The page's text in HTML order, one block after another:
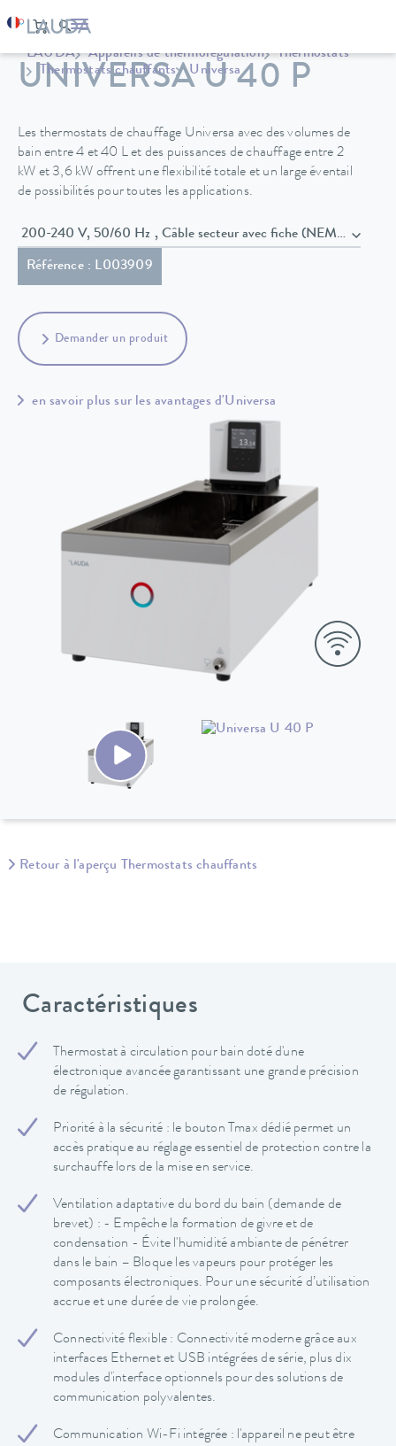
LAUDA Appareils de thermorégulation
Thermostats
Thermostats chauffants
Universa
UNIVERSA U 40 P
Les thermostats de chauffage Universa avec des volumes de
bain entre 4 et 40 L et des puissances de chauffage entre 2
kW et 3,6 kW offrent une flexibilité totale et un large éventail
de possibilités pour toutes les applications.
200-240 V, 50/60 Hz , Câble secteur avec fiche (NEMA 6-20P)
Référence : L003909
Demander un produit
en savoir plus sur les avantages d'Universa
Retour à l'aperçu Thermostats chauffants
Caractéristiques
Thermostat à circulation pour bain doté d'une
électronique avancée garantissant une grande précision
de régulation.
Priorité à la sécurité : le bouton Tmax dédié permet un
accès pratique au réglage essentiel de protection contre la
surchauffe lors de la mise en service.
Ventilation adaptative du bord du bain (demande de
brevet) : - Empêche la formation de givre et de
condensation - Évite l'humidité ambiante de pénétrer
dans le bain – Bloque les vapeurs pour protéger les
composants électroniques. Pour une sécurité d’utilisation
accrue et une durée de vie prolongée.
Connectivité flexible : Connectivité moderne grâce aux
interfaces Ethernet et USB intégrées de série, plus dix
modules d'interface optionnels pour des solutions de
communication polyvalentes.
Communication Wi-Fi intégrée : l'appareil ne peut être